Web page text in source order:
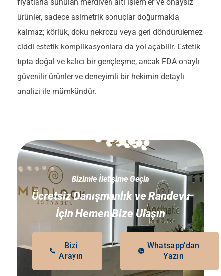
fiyatlarla sunulan merdiven altı işlemler ve onaysız
ürünler, sadece asimetrik sonuçlar doğurmakla
kalmaz; körlük, doku nekrozu veya geri döndürülemez
ciddi estetik komplikasyonlara da yol açabilir. Estetik
tıpta doğal ve kalıcı bir gençleşme, ancak FDA onaylı
güvenilir ürünler ve deneyimli bir hekimin detaylı
analizi ile mümkündür.
Bizimle İletişime Geçin
Ücretsiz Danışmanlık ve Randevu
İçin Hemen Bize Ulaşın
Bizi
Arayın
Whatsapp'dan
Yazın